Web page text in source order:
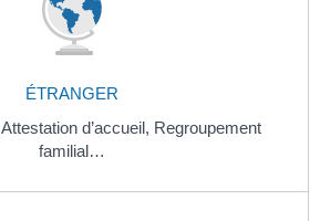
ÉTRANGER
Attestation d’accueil, Regroupement
familial…